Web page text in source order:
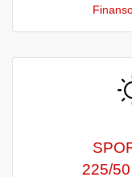
225/